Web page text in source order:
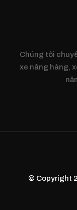
Chúng tôi
xe nâng hàng,
© Copyright